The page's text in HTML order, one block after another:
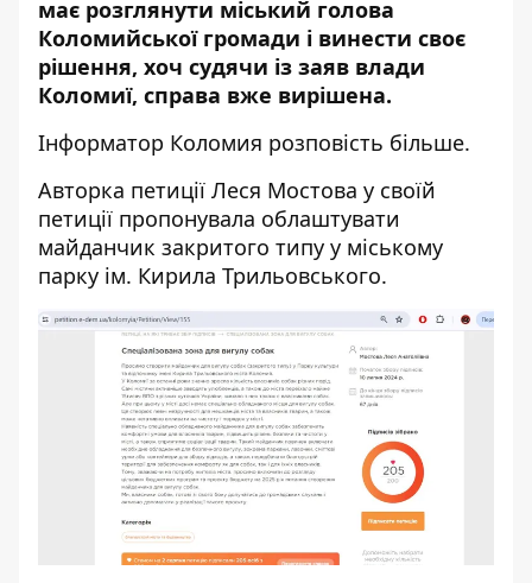
має розглянути міський голова
Коломийської громади і винести своє
рішення, хоч судячи із заяв влади
Коломиї, справа вже вирішена.
Інформатор Коломия розповість більше.
Авторка петиції Леся Мостова у своїй
петиції пропонувала облаштувати
майданчик закритого типу у міському
парку ім. Кирила Трильовського.